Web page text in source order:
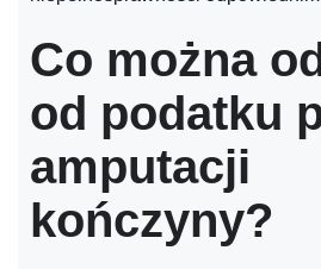
Co można
od podatku
amputacji
kończyny?